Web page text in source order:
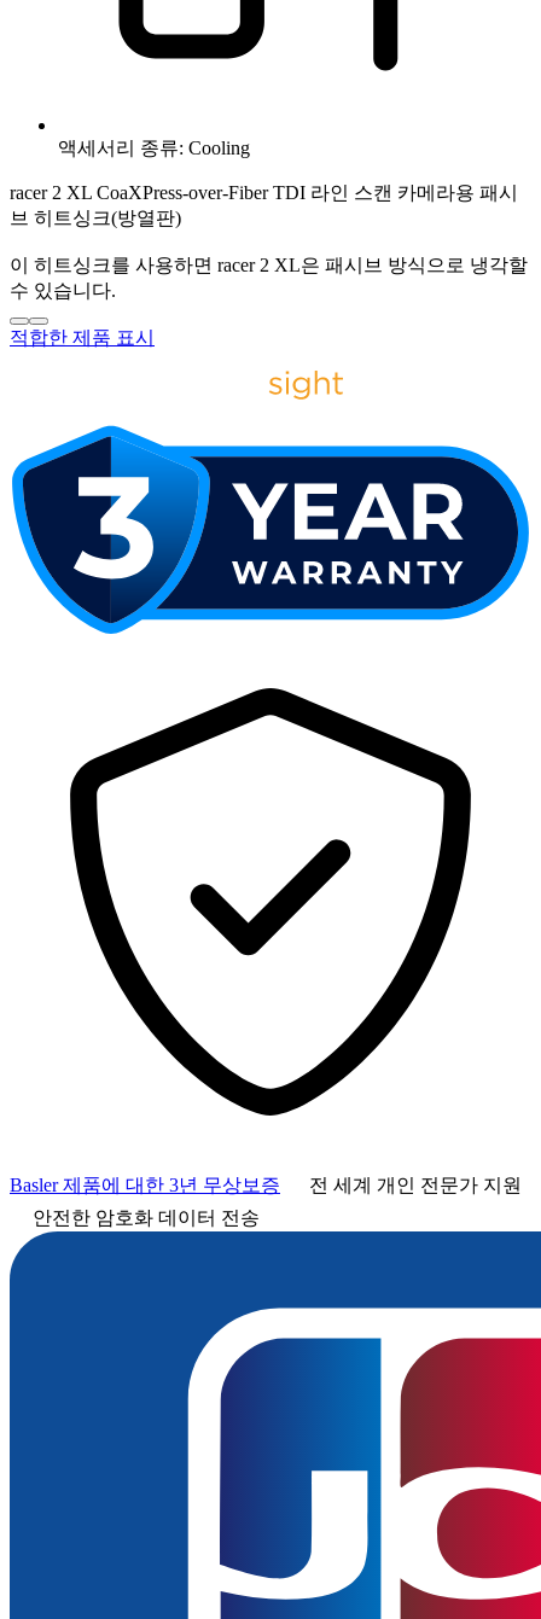
액세서리 종류: Cooling
racer 2 XL CoaXPress-over-Fiber TDI 라인 스캔 카메라용 패시
브 히트싱크(방열판)
이 히트싱크를 사용하면 racer 2 XL은 패시브 방식으로 냉각할
수 있습니다.
적합한 제품 표시
Basler 제품에 대한 3년 무상보증
전 세계 개인 전문가 지원
안전한 암호화 데이터 전송